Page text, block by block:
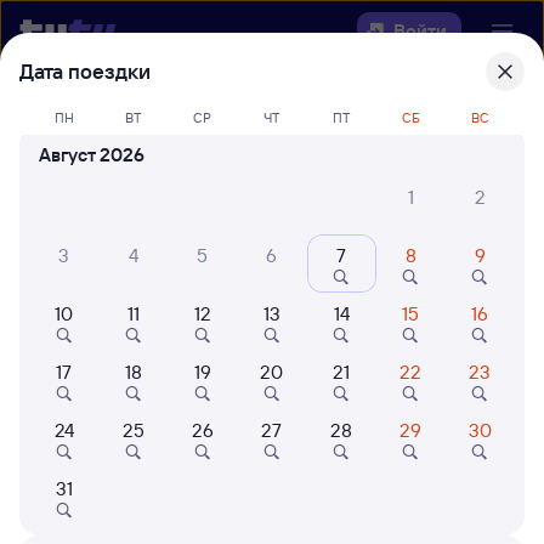
Войти
Выберите день, чтобы найтиж/д
билеты Ныш — Победино
42 млн путешествуют с
Дата поездки
ПН ВТ СР ЧТ ПТ СБ ВС
Август 2026
1
2
3 4 5 6 7 8 9
10 11 12 13 14 15 16
17 18 19 20 21 22 23
24 25 26 27 28 29 30
31